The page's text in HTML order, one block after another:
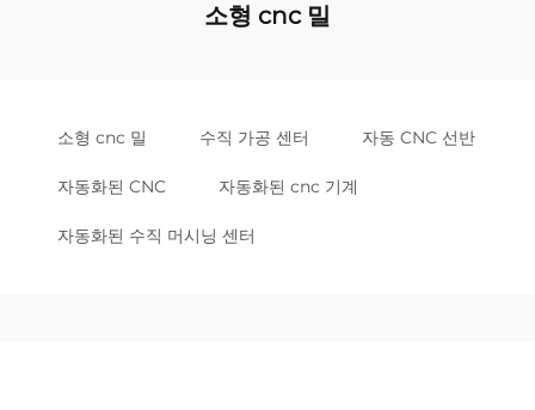
소형 cnc 밀
소형 cnc 밀 수직 가공 센터 자동 CNC 선반
자동화된 CNC 자동화된 cnc 기계
자동화된 수직 머시닝 센터